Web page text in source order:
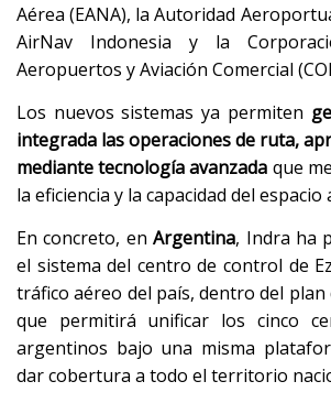
Aérea (EANA), la Autoridad
AirNav Indonesia y la
Aeropuertos y Aviación Comercial
Los nuevos sistemas ya permiten
integrada las operaciones de ruta,
mediante tecnología avanzada que
la eficiencia y la capacidad del espacio
En concreto, enArgentina, Indra ha
el sistema del centro de control de
tráfico aéreo del país, dentro del plan
que permitirá unificar los cinco
argentinos bajo una misma
dar cobertura a todo el territorio